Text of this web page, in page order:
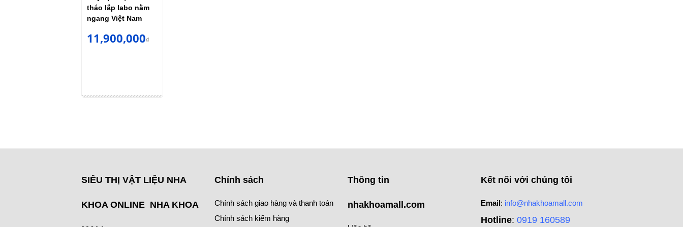
tháo lắp labo nằm
ngang Việt Nam
11,900,000₫
SIÊU THỊ VẬT LIỆU NHA
KHOA ONLINE NHA KHOA
Chính sách
Chính sách giao hàng và thanh toán
Chính sách kiểm hàng
Thông tin
nhakhoamall.com
Kết nối với chúng tôi
Email: info@nhakhoamall.com
Hotline: 0919 160589